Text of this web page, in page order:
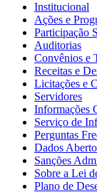
Institucional
Ações e
Participação
Auditorias
Convênios e
Receitas e
Licitações e
Servidores
Informações
Serviço de
Perguntas
Dados
Sanções
Sobre a Lei
Plano de